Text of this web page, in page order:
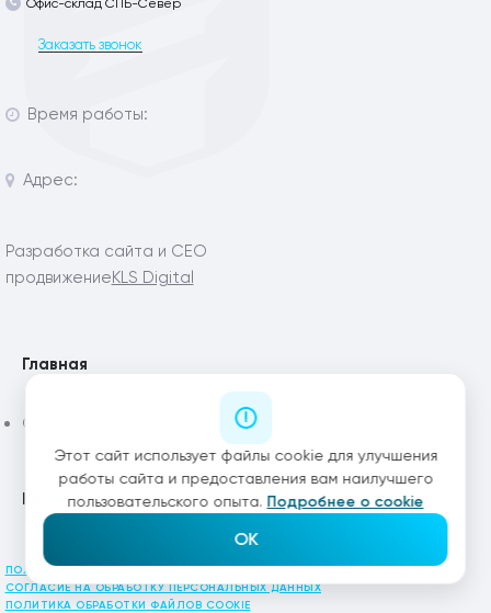
Офис-склад СПБ-Север
Заказать звонок
Время работы:
Адрес:
Разработка сайта и СЕО
продвижениеKLS Digital
Главная
Статьи
Каталог
ПОЛИТИКА КОНФИДЕНЦИАЛЬНОСТИ
СОГЛАСИЕ НА ОБРАБОТКУ ПЕРСОНАЛЬНЫХ ДАННЫХ
ПОЛИТИКА ОБРАБОТКИ ФАЙЛОВ COOKIE
Этот сайт использует файлы cookie для улучшения
работы сайта и предоставления вам наилучшего
пользовательского опыта. Подробнее о cookie
OK